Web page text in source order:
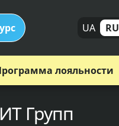
UA RU
лояльности
Групп